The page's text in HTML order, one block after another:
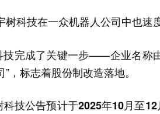
树科技在一众机器人公司中也速
完成了关键一步——企业名称
，标志着股份制改造落地。
技公告预计于2025年10月至